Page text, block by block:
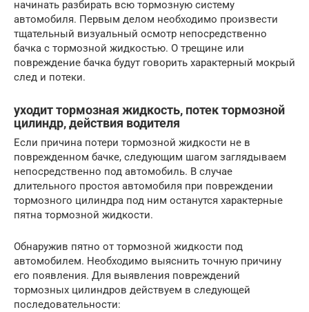
начинать разбирать всю тормозную систему
автомобиля. Первым делом необходимо произвести
тщательный визуальный осмотр непосредственно
бачка с тормозной жидкостью. О трещине или
повреждение бачка будут говорить характерный мокрый
след и потеки.
уходит тормозная жидкость, потек тормозной
цилиндр, действия водителя
Если причина потери тормозной жидкости не в
поврежденном бачке, следующим шагом заглядываем
непосредственно под автомобиль. В случае
длительного простоя автомобиля при повреждении
тормозного цилиндра под ним останутся характерные
пятна тормозной жидкости.
Обнаружив пятно от тормозной жидкости под
автомобилем. Необходимо выяснить точную причину
его появления. Для выявления повреждений
тормозных цилиндров действуем в следующей
последовательности: